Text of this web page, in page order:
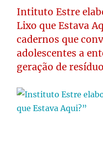
Intituto Estre
Lixo que Estava
cadernos que
adolescentes a
geração de